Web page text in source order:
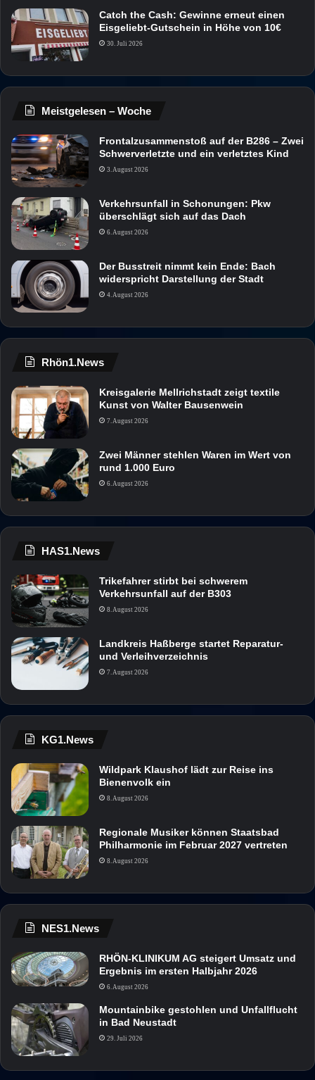
Catch the Cash: Gewinne erneut einen
Eisgeliebt-Gutschein in Höhe von 10€
30. Juli 2026
Meistgelesen – Woche
Frontalzusammenstoß auf der B286 – Zwei
Schwerverletzte und ein verletztes Kind
3. August 2026
Verkehrsunfall in Schonungen: Pkw
überschlägt sich auf das Dach
6. August 2026
Der Busstreit nimmt kein Ende: Bach
widerspricht Darstellung der Stadt
4. August 2026
Rhön1.News
Kreisgalerie Mellrichstadt zeigt textile
Kunst von Walter Bausenwein
7. August 2026
Zwei Männer stehlen Waren im Wert von
rund 1.000 Euro
6. August 2026
HAS1.News
Trikefahrer stirbt bei schwerem
Verkehrsunfall auf der B303
8. August 2026
Landkreis Haßberge startet Reparatur-
und Verleihverzeichnis
7. August 2026
KG1.News
Wildpark Klaushof lädt zur Reise ins
Bienenvolk ein
8. August 2026
Regionale Musiker können Staatsbad
Philharmonie im Februar 2027 vertreten
8. August 2026
NES1.News
RHÖN-KLINIKUM AG steigert Umsatz und
Ergebnis im ersten Halbjahr 2026
6. August 2026
Mountainbike gestohlen und Unfallflucht
in Bad Neustadt
29. Juli 2026